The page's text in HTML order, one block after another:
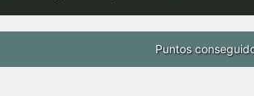
Puntos